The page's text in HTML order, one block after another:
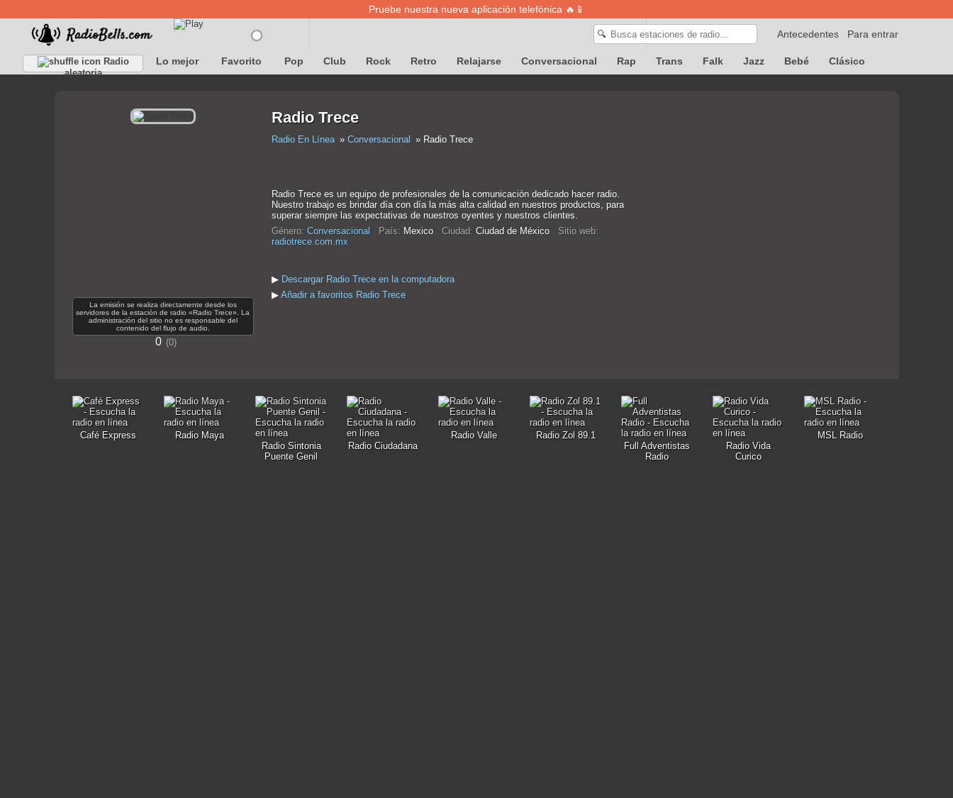
Pruebe nuestra nueva aplicación telefónica 🔥📱
Para entrar
Antecedentes
🔍
Radio
aleatoria
Lo mejor Favorito Pop Club Rock Retro Relajarse Conversacional Rap Trans Falk Jazz Bebé Clásico
La emisión se realiza directamente desde los
servidores de la estación de radio «Radio Trece». La
administración del sitio no es responsable del
contenido del flujo de audio.
0 0
Radio Trece
Radio En Línea Conversacional Radio Trece
Radio Trece es un equipo de profesionales de la comunicación dedicado hacer radio.
Nuestro trabajo es brindar día con día la más alta calidad en nuestros productos, para
superar siempre las expectativas de nuestros oyentes y nuestros clientes.
Género: Conversacional País: Mexico Ciudad: Ciudad de México Sitio web:
radiotrece.com.mx
▶ Descargar Radio Trece en la computadora
▶ Añadir a favoritos Radio Trece
Café Express
Radio Maya
Radio Sintonia
Puente Genil
Radio Ciudadana
Radio Valle
Radio Zol 89.1
Full Adventistas
Radio
Radio Vida
Curico
MSL Radio